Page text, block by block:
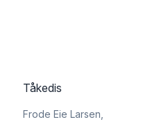
Tåkedis
Frode Eie Larsen